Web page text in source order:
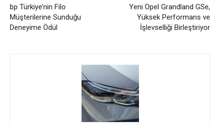
bp Türkiye’nin Filo
Müşterilerine Sunduğu
Deneyime Ödül
Yeni Opel Grandland GSe,
Yüksek Performans ve
İşlevselliği Birleştiriyor